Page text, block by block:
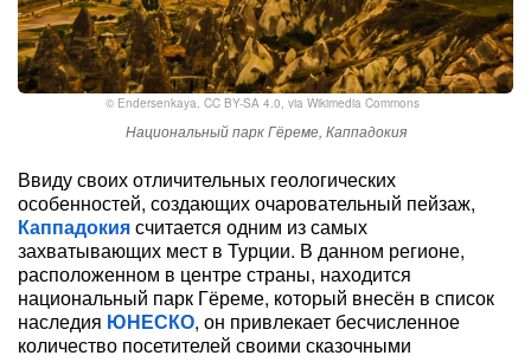
© Endersenkaya CC BY-SA 4.0 , via Wikimedia Commons
Национальный парк Гёреме, Каппадокия
Ввиду своих отличительных геологических
особенностей, создающих очаровательный пейзаж,
Каппадокиясчитается одним из самых
захватывающих мест в Турции. В данном регионе,
расположенном в центре страны, находится
национальный парк Гёреме, который внесён в список
наследия ЮНЕСКО, он привлекает бесчисленное
количество посетителей своими сказочными